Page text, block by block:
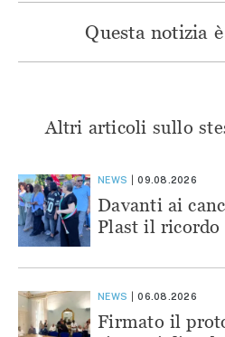
Questa notizia
Altri articoli sullo
NEWS 09.08.2026
Davanti ai
Plast il ricordo
NEWS 06.08.2026
Firmato il